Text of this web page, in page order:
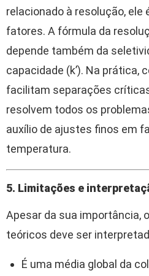
relacionado à resolução, ele
fatores. A fórmula da
depende também da
capacidade (k’). Na prática,
facilitam separações
resolvem todos os
auxílio de ajustes finos em
temperatura.
5. Limitações e
Apesar da sua importância,
teóricos deve ser
É uma média global da